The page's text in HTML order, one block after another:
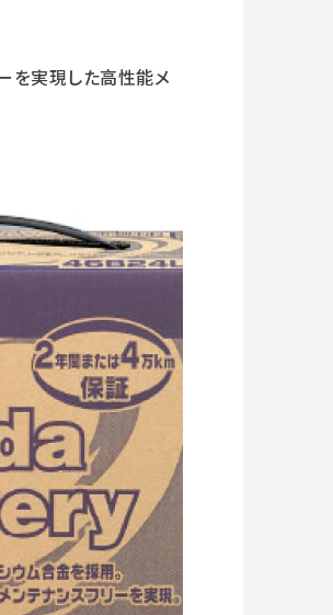
ーを実現した高性能メ